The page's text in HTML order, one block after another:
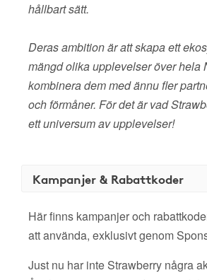
hållbart sätt.
Deras ambition är att skapa ett
mängd olika upplevelser över hela
kombinera dem med ännu fler
och förmåner. För det är vad
ett universum av upplevelser!
Kampanjer & Rabattkoder
Här finns kampanjer och
att använda, exklusivt genom
Just nu har inte Strawberry några